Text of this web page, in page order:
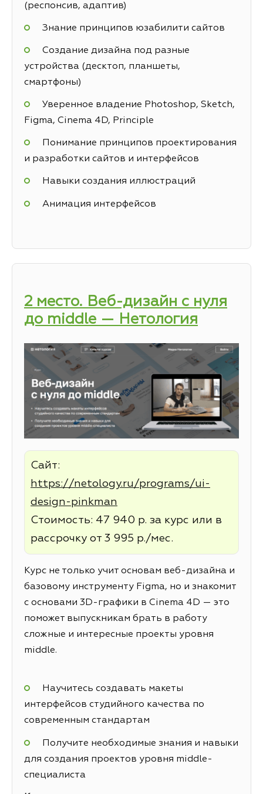
(респонсив, адаптив)
Знание принципов юзабилити сайтов
Создание дизайна под разные
устройства (десктоп, планшеты,
смартфоны)
Уверенное владение Photoshop, Sketch,
Figma, Cinema 4D, Principle
Понимание принципов проектирования
и разработки сайтов и интерфейсов
Навыки создания иллюстраций
Анимация интерфейсов
2 место. Веб-дизайн с нуля
до middle — Нетология
Сайт:
https://netology.ru/programs/ui-
design-pinkman
Стоимость: 47 940 р. за курс или в
рассрочку от 3 995 р./мес.
Курс не только учит основам веб-дизайна и
базовому инструменту Figma, но и знакомит
с основами 3D-графики в Cinema 4D — это
поможет выпускникам брать в работу
сложные и интересные проекты уровня
middle.
Научитесь создавать макеты
интерфейсов студийного качества по
современным стандартам
Получите необходимые знания и навыки
для создания проектов уровня middle-
специалиста